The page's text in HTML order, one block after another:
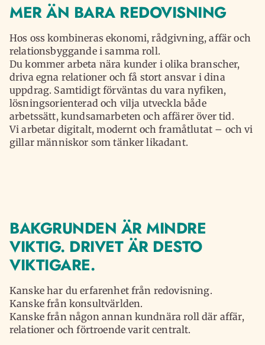
MER ÄN BARA REDOVISNING
Hos oss kombineras ekonomi, rådgivning, affär och
relationsbyggande i samma roll.
Du kommer arbeta nära kunder i olika branscher,
driva egna relationer och få stort ansvar i dina
uppdrag. Samtidigt förväntas du vara nyfiken,
lösningsorienterad och vilja utveckla både
arbetssätt, kundsamarbeten och affärer över tid.
Vi arbetar digitalt, modernt och framåtlutat – och vi
gillar människor som tänker likadant.
BAKGRUNDEN ÄR MINDRE
VIKTIG. DRIVET ÄR DESTO
VIKTIGARE.
Kanske har du erfarenhet från redovisning.
Kanske från konsultvärlden.
Kanske från någon annan kundnära roll där affär,
relationer och förtroende varit centralt.